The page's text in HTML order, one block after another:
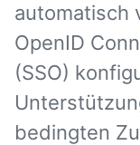
automatisch
OpenID
(SSO)
bedingten